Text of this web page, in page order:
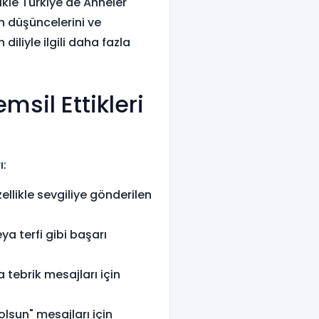
düşüncelerini ve
diliyle ilgili daha fazla
Ettikleri
sevgiliye gönderilen
terfi gibi başarı
tebrik mesajları için
mesajları için